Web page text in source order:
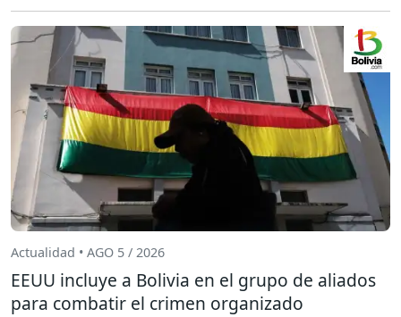
Actualidad • AGO 5 / 2026
EEUU incluye a Bolivia en el grupo de aliados
para combatir el crimen organizado